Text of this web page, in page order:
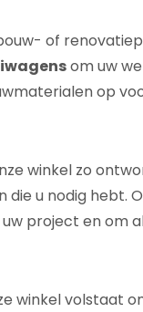
of
om uw
op
winkel zo
u nodig hebt.
project en om
winkel volstaat